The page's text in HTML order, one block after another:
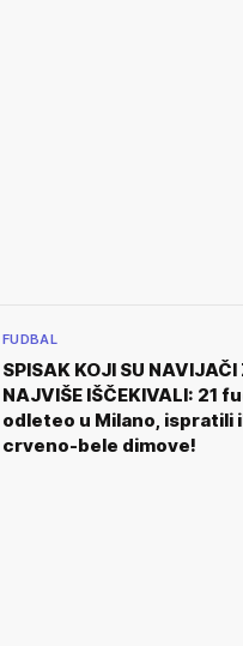
FUDBAL
SPISAK KOJI SU NAVIJAČI
NAJVIŠE IŠČEKIVALI: 21
odleteo u Milano, ispratili
crveno-bele dimove!